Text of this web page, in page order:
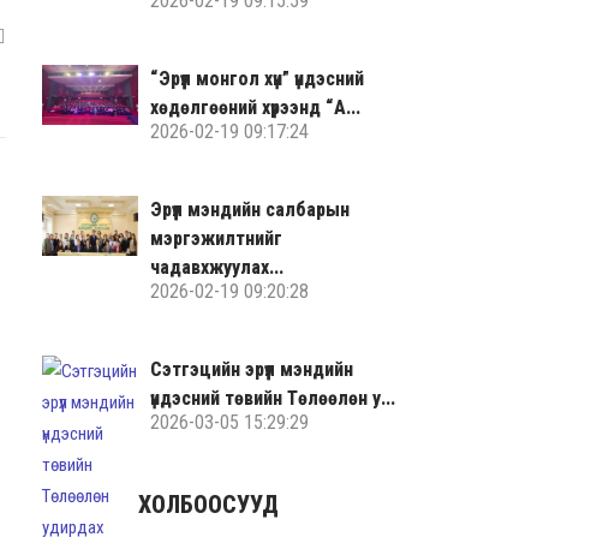
“Эрүүл монгол хүн” үндэсний
хөдөлгөөний хүрээнд “А...
2026-02-19 09:17:24
Эрүүл мэндийн салбарын
мэргэжилтнийг
чадавхжуулах...
2026-02-19 09:20:28
Сэтгэцийн эрүүл мэндийн
үндэсний төвийн Төлөөлөн у...
2026-03-05 15:29:29
ХОЛБООСУУД